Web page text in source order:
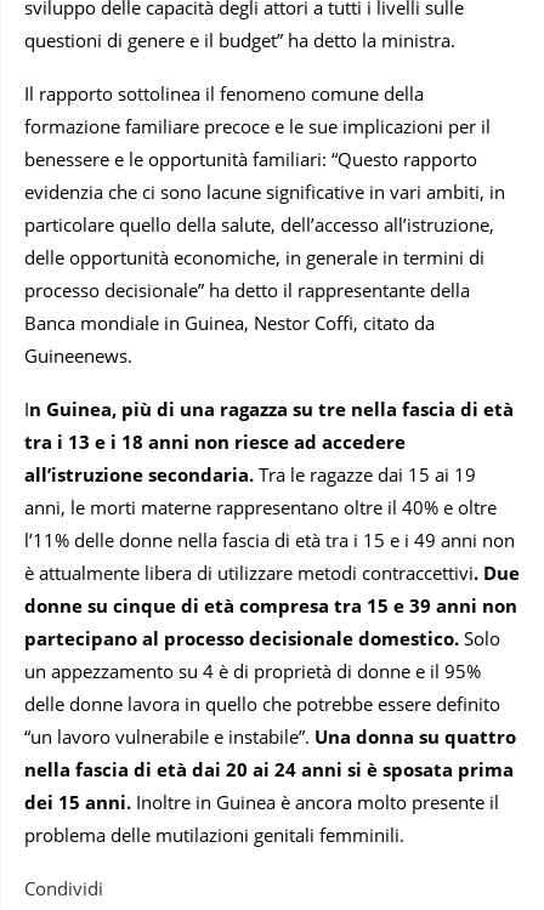
sviluppo delle capacità degli attori a tutti i livelli sulle
questioni di genere e il budget” ha detto la ministra.
Il rapporto sottolinea il fenomeno comune della
formazione familiare precoce e le sue implicazioni per il
benessere e le opportunità familiari: “Questo rapporto
evidenzia che ci sono lacune significative in vari ambiti, in
particolare quello della salute, dell’accesso all’istruzione,
delle opportunità economiche, in generale in termini di
processo decisionale” ha detto il rappresentante della
Banca mondiale in Guinea, Nestor Coffi, citato da
Guineenews.
In Guinea, più di una ragazza su tre nella fascia di età
tra i 13 e i 18 anni non riesce ad accedere
all’istruzione secondaria. Tra le ragazze dai 15 ai 19
anni, le morti materne rappresentano oltre il 40% e oltre
l’11% delle donne nella fascia di età tra i 15 e i 49 anni non
è attualmente libera di utilizzare metodi contraccettivi. Due
donne su cinque di età compresa tra 15 e 39 anni non
partecipano al processo decisionale domestico. Solo
un appezzamento su 4 è di proprietà di donne e il 95%
delle donne lavora in quello che potrebbe essere definito
“un lavoro vulnerabile e instabile”. Una donna su quattro
nella fascia di età dai 20 ai 24 anni si è sposata prima
dei 15 anni. Inoltre in Guinea è ancora molto presente il
problema delle mutilazioni genitali femminili.
Condividi